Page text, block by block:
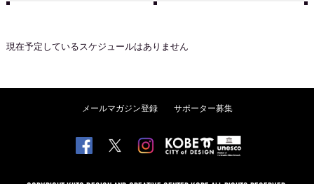
現在予定しているスケジュールはありません
メールマガジン登録 サポーター募集